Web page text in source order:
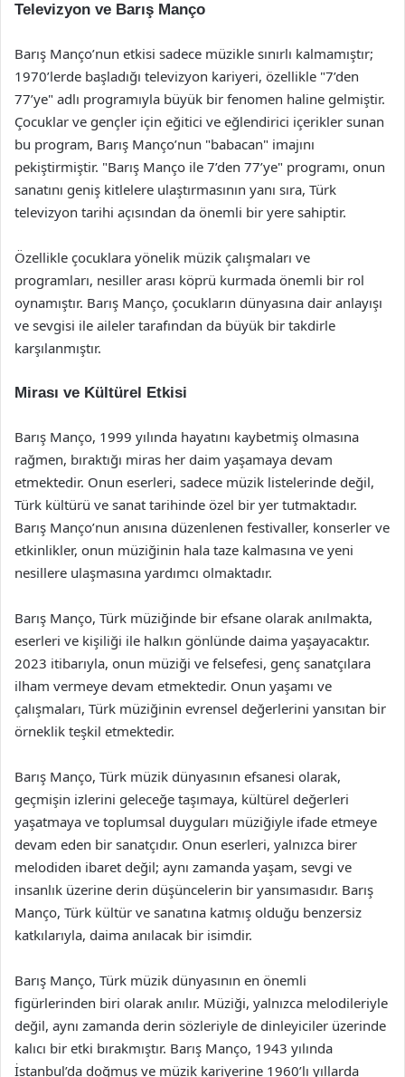
Televizyon ve Barış Manço
Barış Manço’nun etkisi sadece müzikle sınırlı kalmamıştır;
1970’lerde başladığı televizyon kariyeri, özellikle "7’den
77’ye" adlı programıyla büyük bir fenomen haline gelmiştir.
Çocuklar ve gençler için eğitici ve eğlendirici içerikler sunan
bu program, Barış Manço’nun "babacan" imajını
pekiştirmiştir. "Barış Manço ile 7’den 77’ye" programı, onun
sanatını geniş kitlelere ulaştırmasının yanı sıra, Türk
televizyon tarihi açısından da önemli bir yere sahiptir.
Özellikle çocuklara yönelik müzik çalışmaları ve
programları, nesiller arası köprü kurmada önemli bir rol
oynamıştır. Barış Manço, çocukların dünyasına dair anlayışı
ve sevgisi ile aileler tarafından da büyük bir takdirle
karşılanmıştır.
Mirası ve Kültürel Etkisi
Barış Manço, 1999 yılında hayatını kaybetmiş olmasına
rağmen, bıraktığı miras her daim yaşamaya devam
etmektedir. Onun eserleri, sadece müzik listelerinde değil,
Türk kültürü ve sanat tarihinde özel bir yer tutmaktadır.
Barış Manço’nun anısına düzenlenen festivaller, konserler ve
etkinlikler, onun müziğinin hala taze kalmasına ve yeni
nesillere ulaşmasına yardımcı olmaktadır.
Barış Manço, Türk müziğinde bir efsane olarak anılmakta,
eserleri ve kişiliği ile halkın gönlünde daima yaşayacaktır.
2023 itibarıyla, onun müziği ve felsefesi, genç sanatçılara
ilham vermeye devam etmektedir. Onun yaşamı ve
çalışmaları, Türk müziğinin evrensel değerlerini yansıtan bir
örneklik teşkil etmektedir.
Barış Manço, Türk müzik dünyasının efsanesi olarak,
geçmişin izlerini geleceğe taşımaya, kültürel değerleri
yaşatmaya ve toplumsal duyguları müziğiyle ifade etmeye
devam eden bir sanatçıdır. Onun eserleri, yalnızca birer
melodiden ibaret değil; aynı zamanda yaşam, sevgi ve
insanlık üzerine derin düşüncelerin bir yansımasıdır. Barış
Manço, Türk kültür ve sanatına katmış olduğu benzersiz
katkılarıyla, daima anılacak bir isimdir.
Barış Manço, Türk müzik dünyasının en önemli
figürlerinden biri olarak anılır. Müziği, yalnızca melodileriyle
değil, aynı zamanda derin sözleriyle de dinleyiciler üzerinde
kalıcı bir etki bırakmıştır. Barış Manço, 1943 yılında
İstanbul’da doğmuş ve müzik kariyerine 1960’lı yıllarda